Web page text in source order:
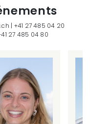
| +41 27 485 04 20
27 485 04 80